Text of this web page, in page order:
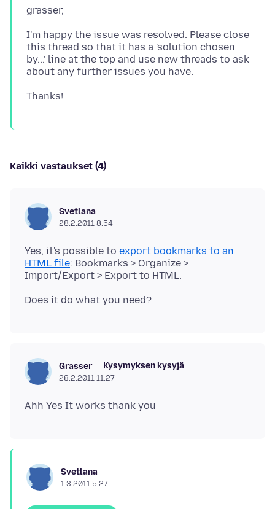
I'm happy the issue was resolved. Please close
this thread so that it has a 'solution chosen
by...' line at the top and use new threads to ask
Kaikki vastaukset (4)
Svetlana
28.2.2011 8.54
Yes, it's possible to export bookmarks to an
HTML file: Bookmarks > Organize >
Grasser Kysymyksen kysyjä
28.2.2011 11.27
Svetlana
1.3.2011 5.27